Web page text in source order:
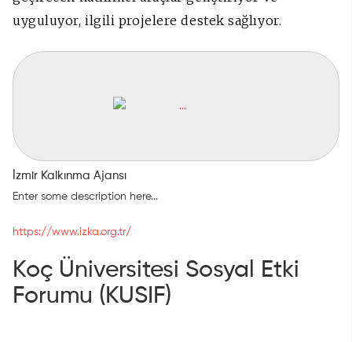
uyguluyor, ilgili projelere destek sağlıyor.
İzmir Kalkınma Ajansı
Enter some description here...
https://www.izka.org.tr/
Koç Üniversitesi Sosyal Etki
Forumu (KUSIF)